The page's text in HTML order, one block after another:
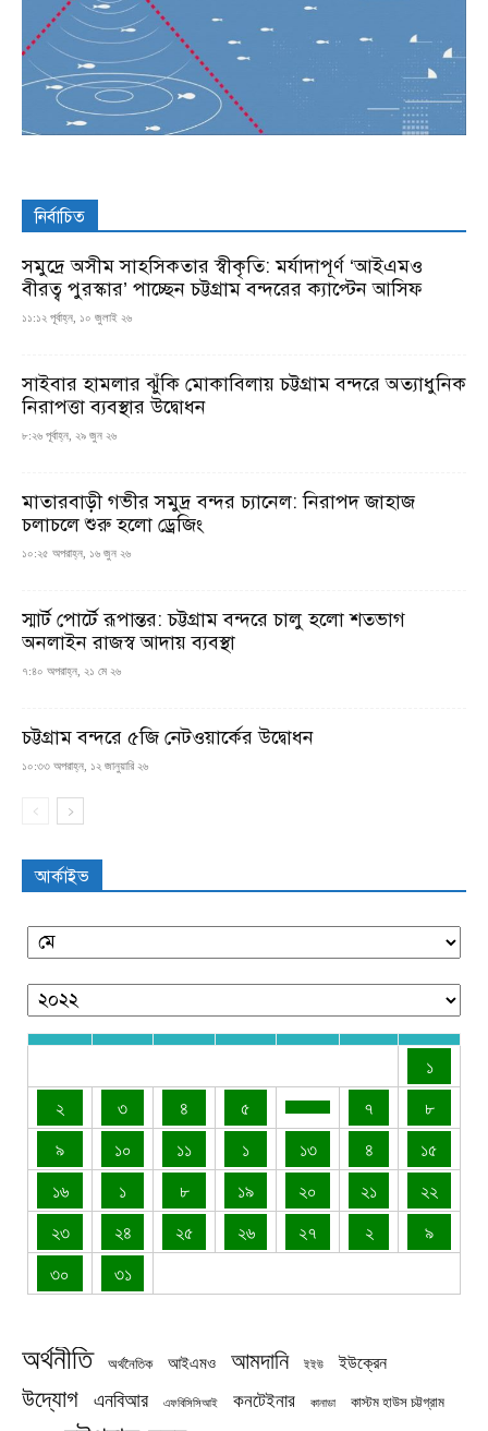
নির্বাচিত
সমুদ্রে অসীম সাহসিকতার স্বীকৃতি: মর্যাদাপূর্ণ ‘আইএমও
বীরত্ব পুরস্কার’ পাচ্ছেন চট্টগ্রাম বন্দরের ক্যাপ্টেন আসিফ
১১:১২ পূর্বাহ্ন, ১০ জুলাই ২৬
সাইবার হামলার ঝুঁকি মোকাবিলায় চট্টগ্রাম বন্দরে অত্যাধুনিক
নিরাপত্তা ব্যবস্থার উদ্বোধন
৮:২৬ পূর্বাহ্ন, ২৯ জুন ২৬
মাতারবাড়ী গভীর সমুদ্র বন্দর চ্যানেল: নিরাপদ জাহাজ
চলাচলে শুরু হলো ড্রেজিং
১০:২৫ অপরাহ্ন, ১৬ জুন ২৬
স্মার্ট পোর্টে রূপান্তর: চট্টগ্রাম বন্দরে চালু হলো শতভাগ
অনলাইন রাজস্ব আদায় ব্যবস্থা
৭:৪০ অপরাহ্ন, ২১ মে ২৬
চট্টগ্রাম বন্দরে ৫জি নেটওয়ার্কের উদ্বোধন
১০:৩৩ অপরাহ্ন, ১২ জানুয়ারি ২৬
আর্কাইভ
১
২
৩ ৪ ৫ ৭
৮
৯
১০ ১১ ১ ১৩ ৪
১৫
১৬
১ ৮ ১৯ ২০ ২১
২২
২৩
২৪ ২৫ ২৬ ২৭ ২
৯
৩০
৩১
অর্থনীতি অর্থনৈতিক আইএমও আমদানি ইইউ ইউক্রেন
উদ্যোগ এনবিআর এফবিসিসিআই কনটেইনার কানাডা কাস্টম হাউস চট্টগ্রাম